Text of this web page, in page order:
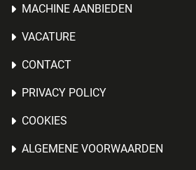
MACHINE AANBIEDEN
VACATURE
CONTACT
PRIVACY POLICY
COOKIES
ALGEMENE VOORWAARDEN